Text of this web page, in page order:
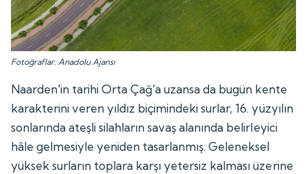
Fotoğraflar: Anadolu Ajansı
Naarden'in tarihi Orta Çağ'a uzansa da bugün kente
karakterini veren yıldız biçimindeki surlar, 16. yüzyılın
sonlarında ateşli silahların savaş alanında belirleyici
hâle gelmesiyle yeniden tasarlanmış. Geleneksel
yüksek surların toplara karşı yetersiz kalması üzerine